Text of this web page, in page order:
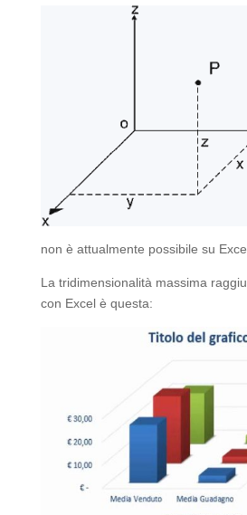
non è attualmente possibile su
La tridimensionalità massima
con Excel è questa: